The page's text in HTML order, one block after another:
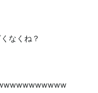
なくね？
wwwwwwwwwww